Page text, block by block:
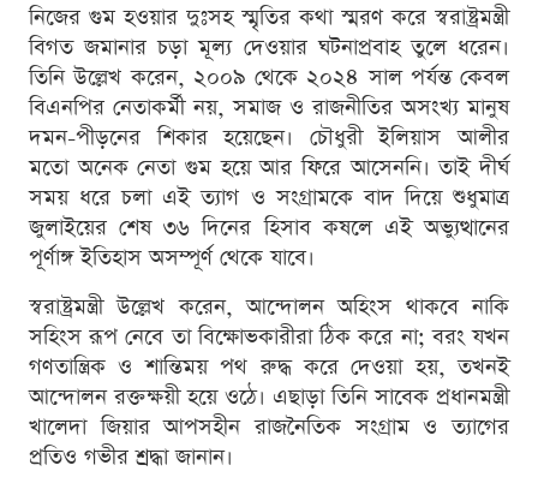
নিজের গুম হওয়ার দুঃসহ স্মৃতির কথা স্মরণ করে স্বরাষ্ট্রমন্ত্রী
বিগত জমানার চড়া মূল্য দেওয়ার ঘটনাপ্রবাহ তুলে ধরেন।
তিনি উল্লেখ করেন, ২০০৯ থেকে ২০২৪ সাল পর্যন্ত কেবল
বিএনপির নেতাকর্মী নয়, সমাজ ও রাজনীতির অসংখ্য মানুষ
দমন-পীড়নের শিকার হয়েছেন। চৌধুরী ইলিয়াস আলীর
মতো অনেক নেতা গুম হয়ে আর ফিরে আসেননি। তাই দীর্ঘ
সময় ধরে চলা এই ত্যাগ ও সংগ্রামকে বাদ দিয়ে শুধুমাত্র
জুলাইয়ের শেষ ৩৬ দিনের হিসাব কষলে এই অভ্যুত্থানের
পূর্ণাঙ্গ ইতিহাস অসম্পূর্ণ থেকে যাবে।
স্বরাষ্ট্রমন্ত্রী উল্লেখ করেন, আন্দোলন অহিংস থাকবে নাকি
সহিংস রূপ নেবে তা বিক্ষোভকারীরা ঠিক করে না; বরং যখন
গণতান্ত্রিক ও শান্তিময় পথ রুদ্ধ করে দেওয়া হয়, তখনই
আন্দোলন রক্তক্ষয়ী হয়ে ওঠে। এছাড়া তিনি সাবেক প্রধানমন্ত্রী
খালেদা জিয়ার আপসহীন রাজনৈতিক সংগ্রাম ও ত্যাগের
প্রতিও গভীর শ্রদ্ধা জানান।